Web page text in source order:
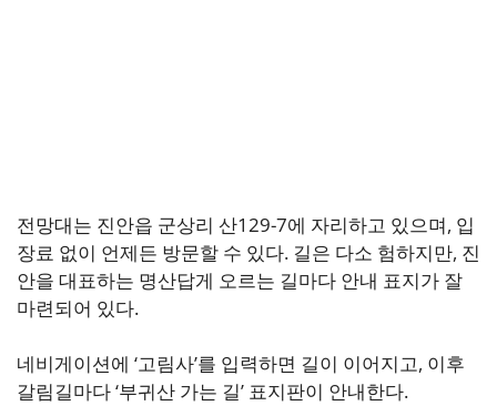
전망대는 진안읍 군상리 산129-7에 자리하고 있으며, 입
장료 없이 언제든 방문할 수 있다. 길은 다소 험하지만, 진
안을 대표하는 명산답게 오르는 길마다 안내 표지가 잘
마련되어 있다.
네비게이션에 ‘고림사’를 입력하면 길이 이어지고, 이후
갈림길마다 ‘부귀산 가는 길’ 표지판이 안내한다.